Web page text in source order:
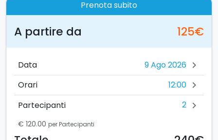
Prenota subito
A partire da 125€
Data chevron_right
Orari 12:00 chevron_right
Partecipanti 2 chevron_right
€ 120.00 per Partecipanti